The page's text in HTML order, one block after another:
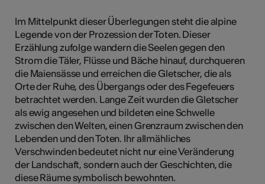
Im Mittelpunkt dieser Überlegungen steht die alpine
Legende von der Prozession der Toten. Dieser
Erzählung zufolge wandern die Seelen gegen den
Strom die Täler, Flüsse und Bäche hinauf, durchqueren
die Maiensässe und erreichen die Gletscher, die als
Orte der Ruhe, des Übergangs oder des Fegefeuers
betrachtet werden. Lange Zeit wurden die Gletscher
als ewig angesehen und bildeten eine Schwelle
zwischen den Welten, einen Grenzraum zwischen den
Lebenden und den Toten. Ihr allmähliches
Verschwinden bedeutet nicht nur eine Veränderung
der Landschaft, sondern auch der Geschichten, die
diese Räume symbolisch bewohnten.